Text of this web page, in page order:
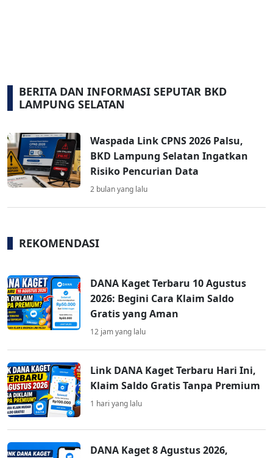
BERITA DAN INFORMASI SEPUTAR BKD
LAMPUNG SELATAN
Waspada Link CPNS 2026 Palsu,
BKD Lampung Selatan Ingatkan
Risiko Pencurian Data
2 bulan yang lalu
REKOMENDASI
DANA Kaget Terbaru 10 Agustus
2026: Begini Cara Klaim Saldo
Gratis yang Aman
12 jam yang lalu
Link DANA Kaget Terbaru Hari Ini,
Klaim Saldo Gratis Tanpa Premium
1 hari yang lalu
DANA Kaget 8 Agustus 2026,